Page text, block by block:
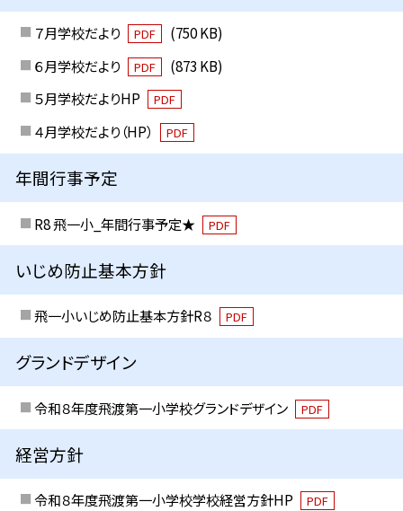
７月学校だより PDF
(750 KB)
６月学校だより
PDF
(873 KB)
５月学校だよりHP
PDF
４月学校だより（HP） PDF
年間行事予定
R8 飛一小_年間行事予定★ PDF
いじめ防止基本方針
飛一小いじめ防止基本方針R８ PDF
グランドデザイン
令和８年度飛渡第一小学校グランドデザイン PDF
経営方針
令和８年度飛渡第一小学校学校経営方針HP PDF